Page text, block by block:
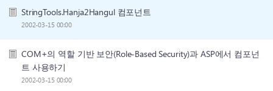
StringTools.Hanja2Hangul 컴포넌트
2002-03-15 00:00
COM+의 역할 기반 보안(Role-Based Security)과 ASP에서 컴포넌
트 사용하기
2002-03-15 00:00